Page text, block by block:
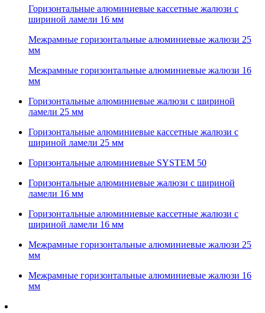
Горизонтальные алюминиевые кассетные жалюзи с
шириной ламели 16 мм
Межрамные горизонтальные алюминиевые жалюзи 25
мм
Межрамные горизонтальные алюминиевые жалюзи 16
мм
Горизонтальные алюминиевые жалюзи с шириной
ламели 25 мм
Горизонтальные алюминиевые кассетные жалюзи с
шириной ламели 25 мм
Горизонтальные алюминиевые SYSTEM 50
Горизонтальные алюминиевые жалюзи с шириной
ламели 16 мм
Горизонтальные алюминиевые кассетные жалюзи с
шириной ламели 16 мм
Межрамные горизонтальные алюминиевые жалюзи 25
мм
Межрамные горизонтальные алюминиевые жалюзи 16
мм